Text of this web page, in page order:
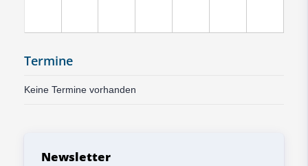
Termine
Keine Termine vorhanden
Newsletter